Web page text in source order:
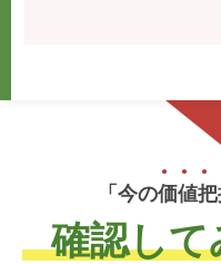
「今の価値把
確認して